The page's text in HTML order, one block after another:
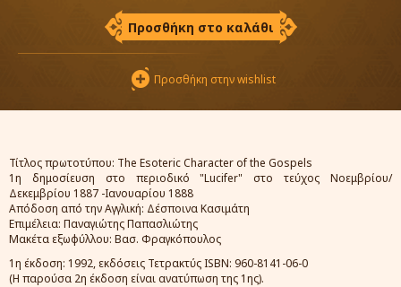
Προσθήκη στο καλάθι
Προσθήκη στην wishlist
Τίτλος πρωτοτύπου: The Esoteric Character of the Gospels
1η δημοσίευση στο περιοδικό "Lucifer" στο τεύχος Νοεμβρίου/
Δεκεμβρίου 1887 -Ιανουαρίου 1888
Απόδοση από την Αγγλική: Δέσποινα Κασιμάτη
Επιμέλεια: Παναγιώτης Παπασλιώτης
Μακέτα εξωφύλλου: Βασ. Φραγκόπουλος
1η έκδοση: 1992, εκδόσεις Τετρακτύς ISBN: 960-8141-06-0
(Η παρούσα 2η έκδοση είναι ανατύπωση της 1ης).